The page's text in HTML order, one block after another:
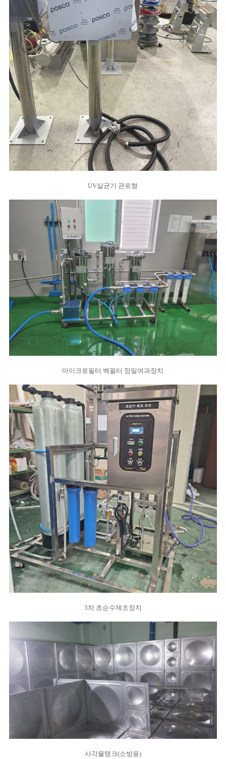
UV살균기 관로형
마이크로필터.백필터 정밀여과장치
3차 초순수제조장치
사각물탱크(소방용)